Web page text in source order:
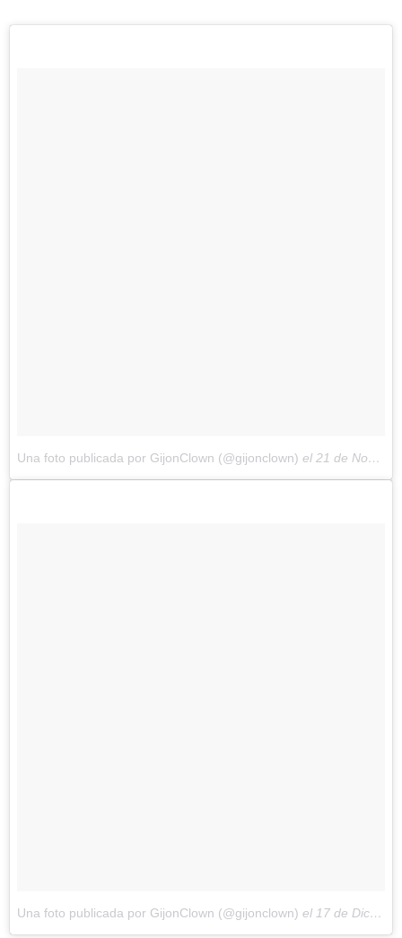
Una foto publicada por GijonClown (@gijonclown) el 21 de Nov de 2014 a la(s) 5:06 PST
Una foto publicada por GijonClown (@gijonclown) el 17 de Dic de 2014 a la(s) 5:05 PST